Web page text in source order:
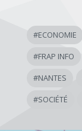
#ECONOMIE
#FRAP INFO
#NANTES
#SOCIÉTÉ